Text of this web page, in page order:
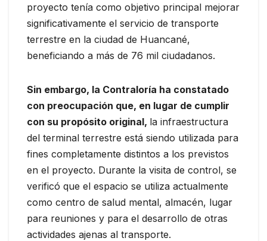
proyecto tenía como objetivo principal mejorar
significativamente el servicio de transporte
terrestre en la ciudad de Huancané,
beneficiando a más de 76 mil ciudadanos.
Sin embargo, la Contraloría ha constatado
con preocupación que, en lugar de cumplir
con su propósito original, la infraestructura
del terminal terrestre está siendo utilizada para
fines completamente distintos a los previstos
en el proyecto. Durante la visita de control, se
verificó que el espacio se utiliza actualmente
como centro de salud mental, almacén, lugar
para reuniones y para el desarrollo de otras
actividades ajenas al transporte.